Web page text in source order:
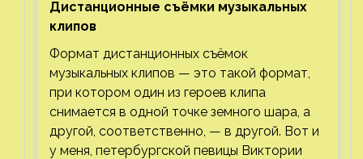
Дистанционные съёмки музыкальных
клипов⁠⁠
Формат дистанционных съёмок
музыкальных клипов — это такой формат,
при котором один из героев клипа
снимается в одной точке земного шара, а
другой, соответственно, — в другой. Вот и
у меня, петербургской певицы Виктории